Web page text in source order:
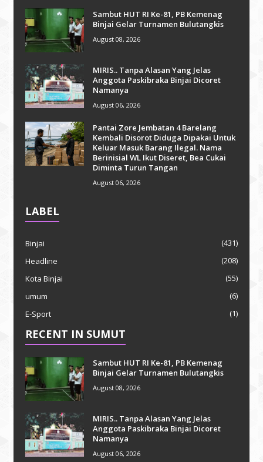
Sambut HUT RI Ke-81, PB Kemenag
Binjai Gelar Turnamen Bulutangkis
August 08, 2026
MIRIS.. Tanpa Alasan Yang Jelas
Anggota Paskibraka Binjai Dicoret
Namanya
August 06, 2026
Pantai Zore Jembatan 4 Barelang
Kembali Disorot Diduga Dipakai Untuk
Keluar Masuk Barang Ilegal. Nama
Berinisial WL Ikut Diseret, Bea Cukai
Diminta Turun Tangan
August 06, 2026
LABEL
Binjai
(431)
Headline
(208)
Kota Binjai
(55)
umum
(6)
E-Sport
(1)
RECENT IN SUMUT
Sambut HUT RI Ke-81, PB Kemenag
Binjai Gelar Turnamen Bulutangkis
August 08, 2026
MIRIS.. Tanpa Alasan Yang Jelas
Anggota Paskibraka Binjai Dicoret
Namanya
August 06, 2026